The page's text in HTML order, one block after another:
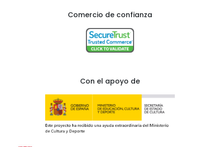
Comercio de confianza
Con el apoyo de